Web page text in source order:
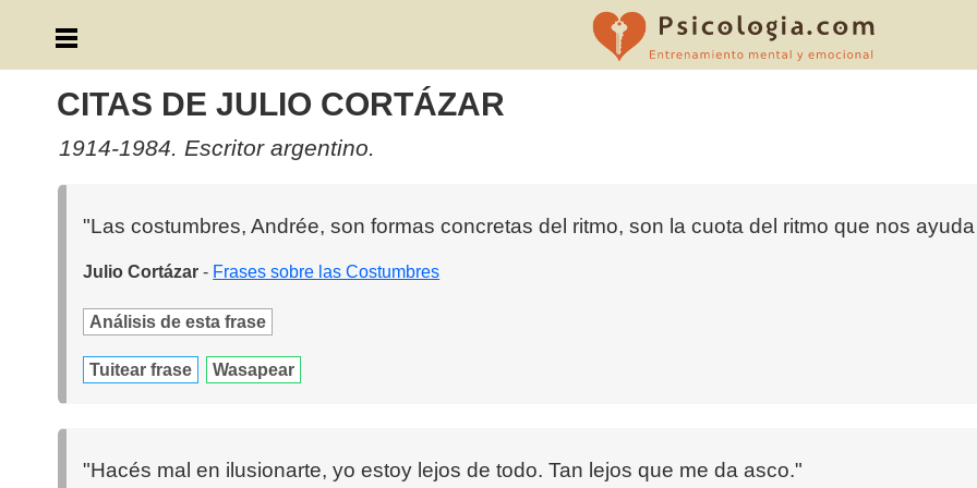
CITAS DE JULIO CORTÁZAR
1914-1984. Escritor argentino.
"Las costumbres, Andrée, son formas concretas del ritmo, son la cuota del ritmo que nos
Julio Cortázar - Frases sobre las Costumbres
Análisis de esta frase
Tuitear frase Wasapear
"Hacés mal en ilusionarte, yo estoy lejos de todo. Tan lejos que me da asco."